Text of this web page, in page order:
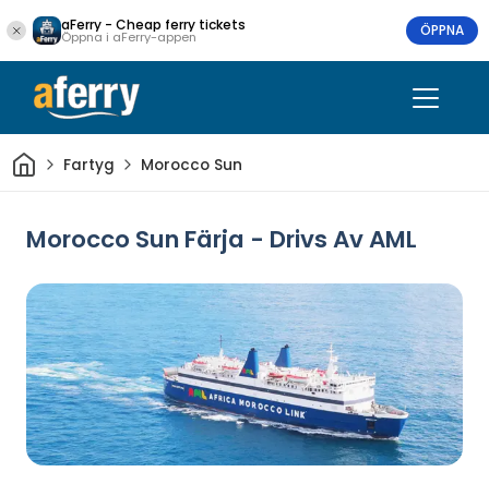
aFerry - Cheap ferry tickets
Öppna i aFerry-appen ÖPPNA
HemFartyg Morocco Sun
Morocco Sun Färja - Drivs Av AML